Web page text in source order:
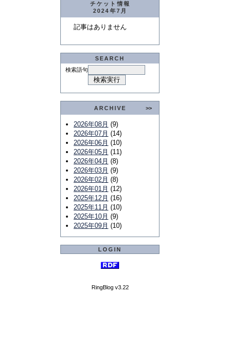
チケット情報
2024年7月
記事はありません
SEARCH
検索語句
ARCHIVE >>
2026年08月 (9)
2026年07月 (14)
2026年06月 (10)
2026年05月 (11)
2026年04月 (8)
2026年03月 (9)
2026年02月 (8)
2026年01月 (12)
2025年12月 (16)
2025年11月 (10)
2025年10月 (9)
2025年09月 (10)
LOGIN
RingBlog v3.22